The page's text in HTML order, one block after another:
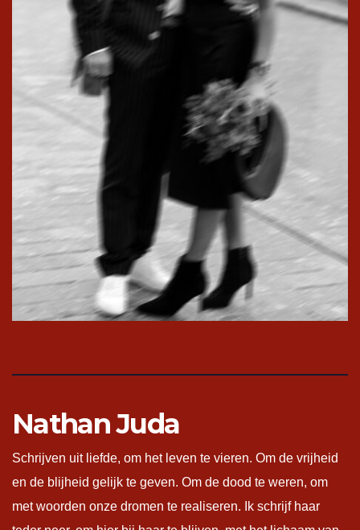
Nathan Juda
Schrijven uit liefde, om het leven te vieren. Om de vrijheid
en de blijheid gelijk te geven. Om de dood te weren, om
met woorden onze dromen te realiseren. Ik schrijf haar